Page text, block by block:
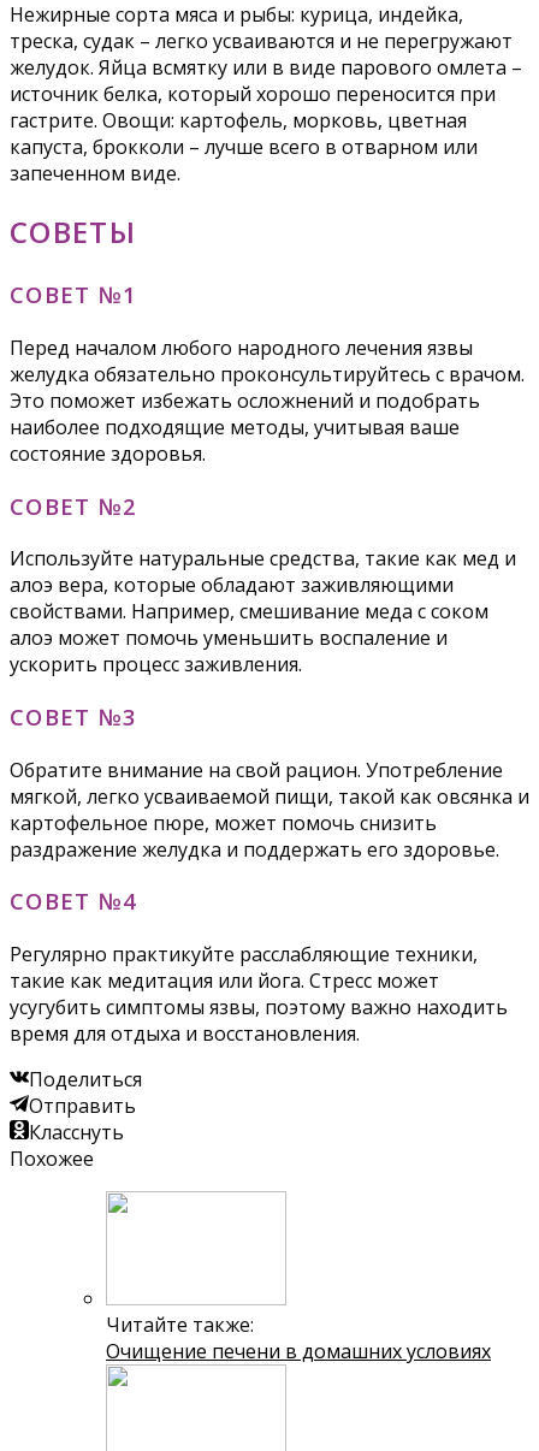
Нежирные сорта мяса и рыбы: курица, индейка,
треска, судак – легко усваиваются и не перегружают
желудок. Яйца всмятку или в виде парового омлета –
источник белка, который хорошо переносится при
гастрите. Овощи: картофель, морковь, цветная
капуста, брокколи – лучше всего в отварном или
запеченном виде.
СОВЕТЫ
СОВЕТ №1
Перед началом любого народного лечения язвы
желудка обязательно проконсультируйтесь с врачом.
Это поможет избежать осложнений и подобрать
наиболее подходящие методы, учитывая ваше
состояние здоровья.
СОВЕТ №2
Используйте натуральные средства, такие как мед и
алоэ вера, которые обладают заживляющими
свойствами. Например, смешивание меда с соком
алоэ может помочь уменьшить воспаление и
ускорить процесс заживления.
СОВЕТ №3
Обратите внимание на свой рацион. Употребление
мягкой, легко усваиваемой пищи, такой как овсянка и
картофельное пюре, может помочь снизить
раздражение желудка и поддержать его здоровье.
СОВЕТ №4
Регулярно практикуйте расслабляющие техники,
такие как медитация или йога. Стресс может
усугубить симптомы язвы, поэтому важно находить
время для отдыха и восстановления.
Поделиться
Отправить
Класснуть
Похожее
Читайте также:
Очищение печени в домашних условиях